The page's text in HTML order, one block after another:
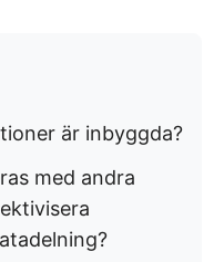
är inbyggda?
med andra